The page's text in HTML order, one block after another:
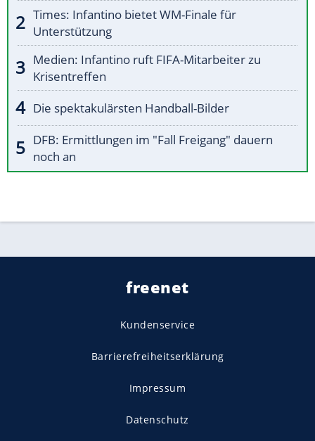
Times: Infantino bietet WM-Finale für
Unterstützung
Medien: Infantino ruft FIFA-Mitarbeiter zu
Krisentreffen
Die spektakulärsten Handball-Bilder
DFB: Ermittlungen im "Fall Freigang" dauern
noch an
freenet
Kundenservice
Barrierefreiheitserklärung
Impressum
Datenschutz